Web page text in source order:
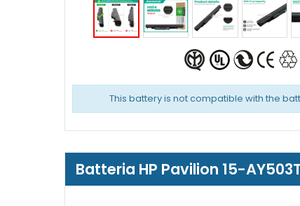
This battery is not compatible with the
Batteria HP Pavilion 15-